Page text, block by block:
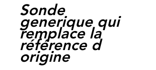
Sonde
generique qui
remplace la
référence d
origine